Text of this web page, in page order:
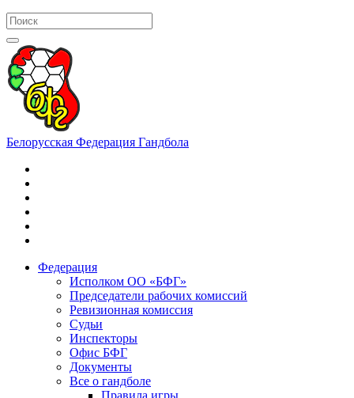
Белорусская Федерация Гандбола
Федерация
Исполком ОО «БФГ»
Председатели рабочих комиссий
Ревизионная комиссия
Судьи
Инспекторы
Офис БФГ
Документы
Все о гандболе
Правила игры